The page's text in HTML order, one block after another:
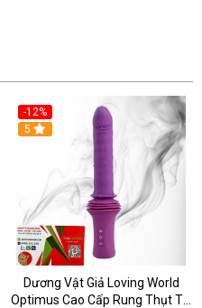
-12%
5
Dương Vật Giả Loving World
Optimus Cao Cấp Rung Thụt Tự